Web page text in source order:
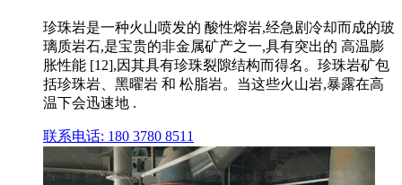
珍珠岩是一种火山喷发的 酸性熔岩,经急剧冷却而成的玻
璃质岩石,是宝贵的非金属矿产之一,具有突出的 高温膨
胀性能 [12],因其具有珍珠裂隙结构而得名。珍珠岩矿包
括珍珠岩、黑曜岩 和 松脂岩。当这些火山岩,暴露在高
温下会迅速地 .
联系电话: 180 3780 8511